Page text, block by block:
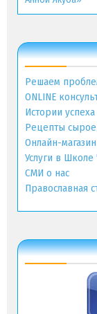
Решаем
ONLINE
Истории успеха
Рецепты
Онлайн-
Услуги в Школе
СМИ о нас
Православная